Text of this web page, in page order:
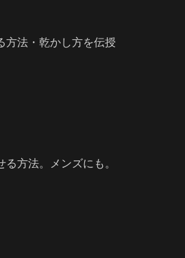
方法・乾かし方を伝授
方法。メンズにも。